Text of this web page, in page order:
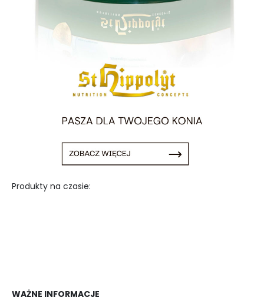
Produkty na czasie:
WAŻNE INFORMACJE